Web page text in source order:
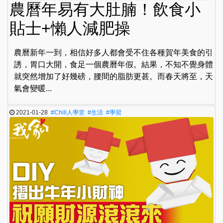
農曆年易有大肚腩！飲食小
貼士+懶人減肥操
農曆新年一到，相信好多人都會受不住各種賀年美食的引
誘，胃口大開，食足一個農曆年假。結果，不知不覺身體
就突然增加了好幾磅，腰間的脂肪更甚。而春天將至，天
氣會變暖...
2021-01-28#Chill人學堂 #生活 #學習